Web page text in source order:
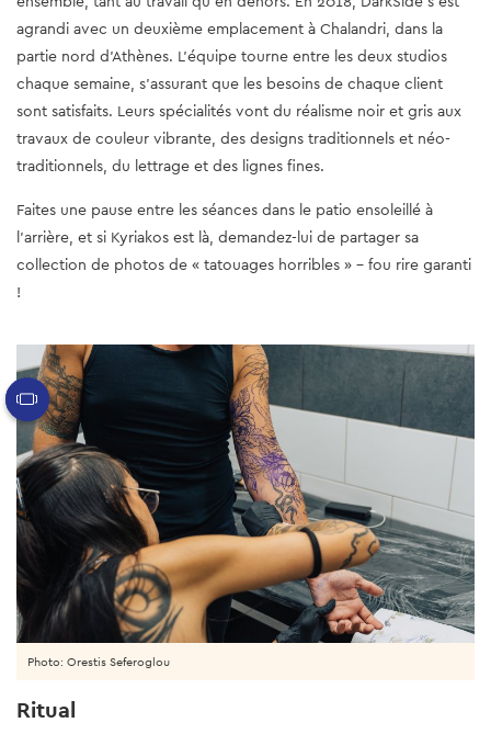
agrandi avec un deuxième emplacement à Chalandri, dans la
partie nord d'Athènes. L'équipe tourne entre les deux studios
chaque semaine, s'assurant que les besoins de chaque client
sont satisfaits. Leurs spécialités vont du réalisme noir et gris aux
travaux de couleur vibrante, des designs traditionnels et néo-
traditionnels, du lettrage et des lignes fines.
Faites une pause entre les séances dans le patio ensoleillé à
l'arrière, et si Kyriakos est là, demandez-lui de partager sa
collection de photos de « tatouages horribles » - fou rire garanti
!
Ritual
Photo: Orestis Seferoglou